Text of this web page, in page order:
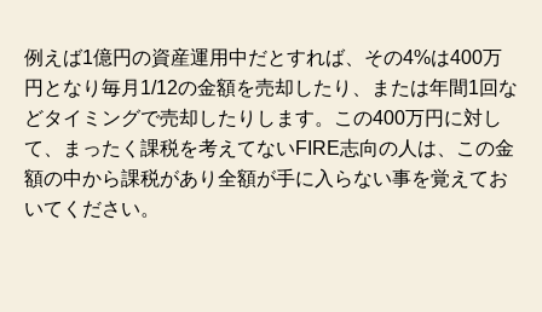
例えば1億円の資産運用中だとすれば、その4%は400万
円となり毎月1/12の金額を売却したり、または年間1回な
どタイミングで売却したりします。この400万円に対し
て、まったく課税を考えてないFIRE志向の人は、この金
額の中から課税があり全額が手に入らない事を覚えてお
いてください。